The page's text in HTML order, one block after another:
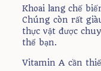
Khoai lang chế
Chúng còn rất
thực vật được
thể bạn.
Vitamin A cần